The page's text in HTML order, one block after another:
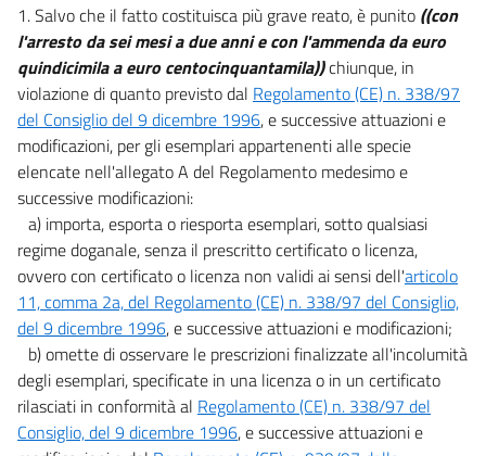
1. Salvo che il fatto costituisca più grave reato, è punito ((con
l'arresto da sei mesi a due anni e con l'ammenda da euro
quindicimila a euro centocinquantamila))chiunque, in
violazione di quanto previsto dal Regolamento (CE) n. 338/97
del Consiglio del 9 dicembre 1996, e successive attuazioni e
modificazioni, per gli esemplari appartenenti alle specie
elencate nell'allegato A del Regolamento medesimo e
successive modificazioni:
a) importa, esporta o riesporta esemplari, sotto qualsiasi
regime doganale, senza il prescritto certificato o licenza,
ovvero con certificato o licenza non validi ai sensi dell'articolo
11, comma 2a, del Regolamento (CE) n. 338/97 del Consiglio,
del 9 dicembre 1996, e successive attuazioni e modificazioni;
b) omette di osservare le prescrizioni finalizzate all'incolumità
degli esemplari, specificate in una licenza o in un certificato
rilasciati in conformità al Regolamento (CE) n. 338/97 del
Consiglio, del 9 dicembre 1996, e successive attuazioni e